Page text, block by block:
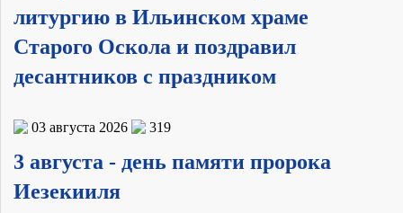
литургию в Ильинском храме
Старого Оскола и поздравил
десантников с праздником
03 августа 2026 319
3 августа - день памяти пророка
Иезекииля